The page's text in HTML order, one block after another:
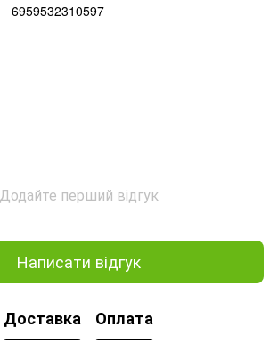
6959532310597
Додайте перший відгук
Написати відгук
Доставка Оплата